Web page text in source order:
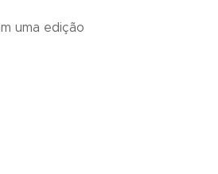
uma edição